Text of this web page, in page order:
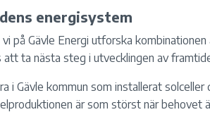
energisystem
på Gävle Energi utforska
att ta nästa steg i utvecklingen av
i Gävle kommun som installerat
är som störst när behovet